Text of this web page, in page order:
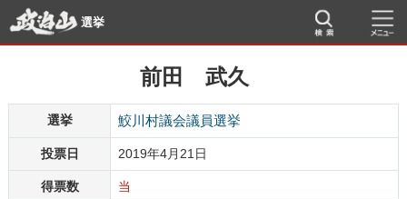
選挙
前田 武久
選挙 鮫川村議会議員選挙
投票日 2019年4月21日
得票数 当